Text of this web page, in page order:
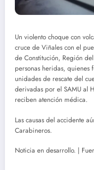
Un violento choque con
cruce de Viñales con el
de Constitución, Región
personas heridas,
unidades de rescate del
derivadas por el SAMU al
reciben atención médica.
Las causas del accidente
Carabineros.
Noticia en desarrollo. |